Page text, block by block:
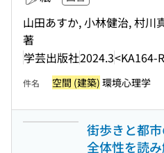
山田あすか, 小林健治, 村川
著
学芸出版社2024.3<KA164-
件名 空間 (建築) 環境心理学
街歩きと都
全体性を読み